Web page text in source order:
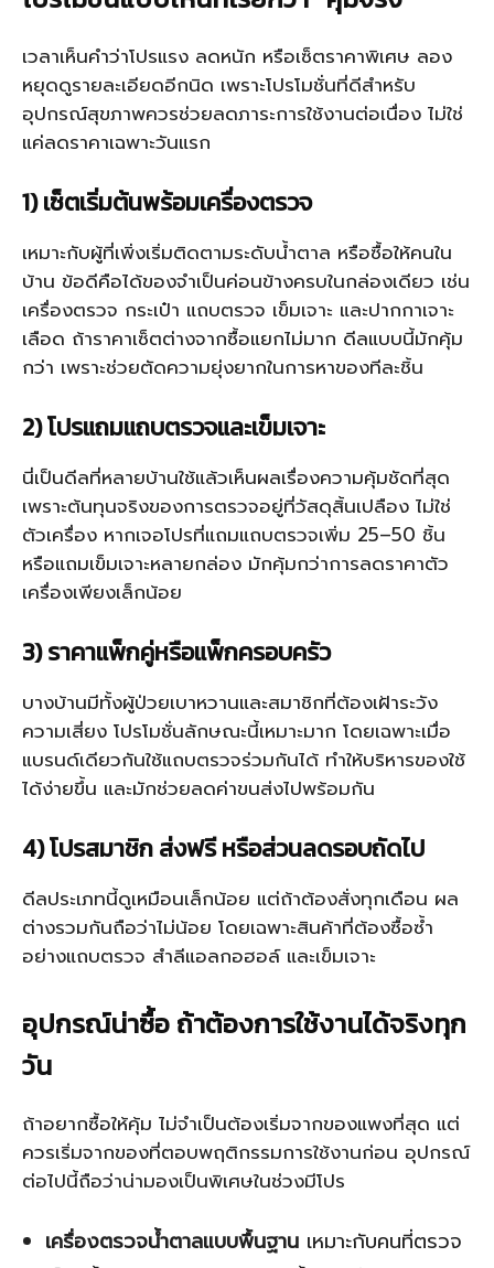
เวลาเห็นคำว่าโปรแรง ลดหนัก หรือเซ็ตราคาพิเศษ ลอง
หยุดดูรายละเอียดอีกนิด เพราะโปรโมชั่นที่ดีสำหรับ
อุปกรณ์สุขภาพควรช่วยลดภาระการใช้งานต่อเนื่อง ไม่ใช่
แค่ลดราคาเฉพาะวันแรก
1) เซ็ตเริ่มต้นพร้อมเครื่องตรวจ
เหมาะกับผู้ที่เพิ่งเริ่มติดตามระดับน้ำตาล หรือซื้อให้คนใน
บ้าน ข้อดีคือได้ของจำเป็นค่อนข้างครบในกล่องเดียว เช่น
เครื่องตรวจ กระเป๋า แถบตรวจ เข็มเจาะ และปากกาเจาะ
เลือด ถ้าราคาเซ็ตต่างจากซื้อแยกไม่มาก ดีลแบบนี้มักคุ้ม
กว่า เพราะช่วยตัดความยุ่งยากในการหาของทีละชิ้น
2) โปรแถมแถบตรวจและเข็มเจาะ
นี่เป็นดีลที่หลายบ้านใช้แล้วเห็นผลเรื่องความคุ้มชัดที่สุด
เพราะต้นทุนจริงของการตรวจอยู่ที่วัสดุสิ้นเปลือง ไม่ใช่
ตัวเครื่อง หากเจอโปรที่แถมแถบตรวจเพิ่ม 25–50 ชิ้น
หรือแถมเข็มเจาะหลายกล่อง มักคุ้มกว่าการลดราคาตัว
เครื่องเพียงเล็กน้อย
3) ราคาแพ็กคู่หรือแพ็กครอบครัว
บางบ้านมีทั้งผู้ป่วยเบาหวานและสมาชิกที่ต้องเฝ้าระวัง
ความเสี่ยง โปรโมชั่นลักษณะนี้เหมาะมาก โดยเฉพาะเมื่อ
แบรนด์เดียวกันใช้แถบตรวจร่วมกันได้ ทำให้บริหารของใช้
ได้ง่ายขึ้น และมักช่วยลดค่าขนส่งไปพร้อมกัน
4) โปรสมาชิก ส่งฟรี หรือส่วนลดรอบถัดไป
ดีลประเภทนี้ดูเหมือนเล็กน้อย แต่ถ้าต้องสั่งทุกเดือน ผล
ต่างรวมกันถือว่าไม่น้อย โดยเฉพาะสินค้าที่ต้องซื้อซ้ำ
อย่างแถบตรวจ สำลีแอลกอฮอล์ และเข็มเจาะ
อุปกรณ์น่าซื้อ ถ้าต้องการใช้งานได้จริงทุก
วัน
ถ้าอยากซื้อให้คุ้ม ไม่จำเป็นต้องเริ่มจากของแพงที่สุด แต่
ควรเริ่มจากของที่ตอบพฤติกรรมการใช้งานก่อน อุปกรณ์
ต่อไปนี้ถือว่าน่ามองเป็นพิเศษในช่วงมีโปร
เครื่องตรวจน้ำตาลแบบพื้นฐาน เหมาะกับคนที่ตรวจ